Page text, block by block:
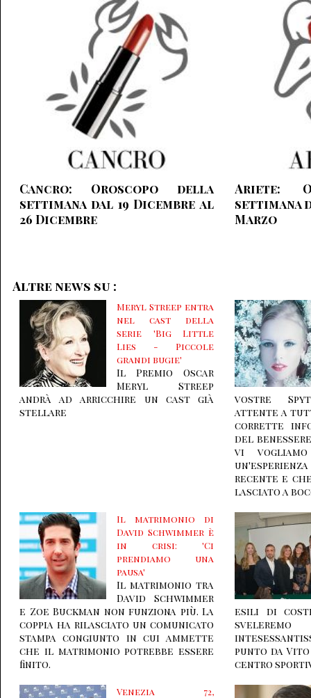
Cancro: Oroscopo della
settimana dal 19 Dicembre al
26 Dicembre
Ariete:
settimana
Marzo
Altre news su :
Meryl Streep entra
nel cast della
serie 'Big Little
Lies - Piccole
grandi bugie'
Il Premio Oscar
Meryl Streep
andrà ad arricchire un cast già
stellare
vostre
attente a
corrette
del
vi
recente e
lasciato a
Il matrimonio di
David Schwimmer è
in crisi: 'Ci
prendiamo una
pausa'
Il matrimonio tra
David Schwimmer
e Zoe Buckman non funziona più. La
coppia ha rilasciato un comunicato
stampa congiunto in cui ammette
che il matrimonio potrebbe essere
finito.
esili di
punto da
centro
Venezia 72,